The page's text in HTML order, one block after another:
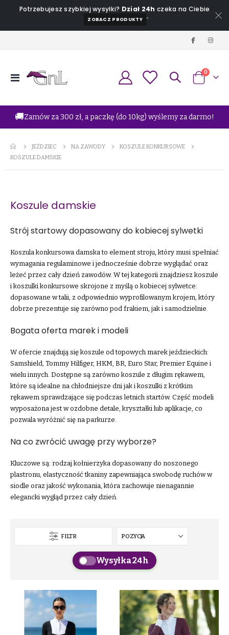
Potrzebujesz szybkiej wysyłki? Dział 24h czeka na Ciebie
ZOBACZ PRODUKTY *
Przełącznik
Koszyk
0
🚚Zamów za 300 zł, a paczkę (do 10kg) wyślemy za darmo!
JEŹDZIEC NA ZAWODY
KOSZULE KONKURSOWE
KOSZULE DAMSKIE
Koszule damskie
Strój startowy dopasowany do kobiecej sylwetki
Koszula konkursowa damska to element stroju, który musi spełniać
wymagania regulaminowe i jednocześnie dobrze wyglądać oraz
leżeć przez cały dzień zawodów. W tej kategorii znajdziesz koszule
i koszulki konkursowe skrojone z myślą o kobiecej sylwetce:
dopasowane w talii, z odpowiednio wyprofilowanym krojem, który
dobrze prezentuje się zarówno pod frakiem, jak i samodzielnie.
Bogata oferta marek i modeli
W ofercie znajdują się koszule od topowych marek jeździeckich:
Samshield, Tommy Hilfiger, HKM, BR, Euro Star, Premier Equine i
wielu innych. Dostępne są zarówno koszule z długim rękawem,
które są idealne na chłodniejsze dni jak i koszulki z krótkim
rękawem sprawdzające się podczas letnich startów. Część modeli
wyposażona jest w ozdobne detale, kryształki lub aplikacje, co
pozwala wyróżnić się na parkurze.
Na co zwrócić uwagę przy wyborze?
Kluczowe są: rodzaj kołnierzyka dopasowany do noszonego
plastronu, elastyczność tkaniny zapewniająca swobodę ruchów w
siodle oraz jakość wykonania, która zachowuje nienagannie
elegancki wygląd przez cały dzień.
FILTR
Wysyłka 24h